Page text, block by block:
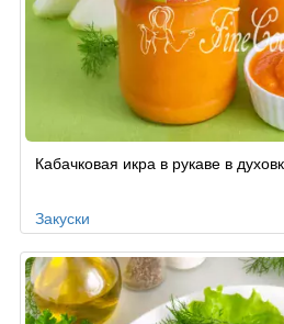
Кабачковая икра в рукаве в
Закуски